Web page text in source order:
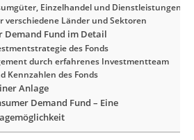
Einzelhandel und Dienstleistungen
verschiedene Länder und Sektoren
Demand Fund im Detail
des Fonds
durch erfahrenes Investmentteam
Kennzahlen des Fonds
Anlage
Demand Fund – Eine